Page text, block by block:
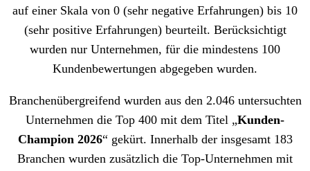
auf einer Skala von 0 (sehr negative Erfahrungen) bis 10
(sehr positive Erfahrungen) beurteilt. Berücksichtigt
wurden nur Unternehmen, für die mindestens 100
Kundenbewertungen abgegeben wurden.
Branchenübergreifend wurden aus den 2.046 untersuchten
Unternehmen die Top 400 mit dem Titel „Kunden-
Champion 2026“ gekürt. Innerhalb der insgesamt 183
Branchen wurden zusätzlich die Top-Unternehmen mit